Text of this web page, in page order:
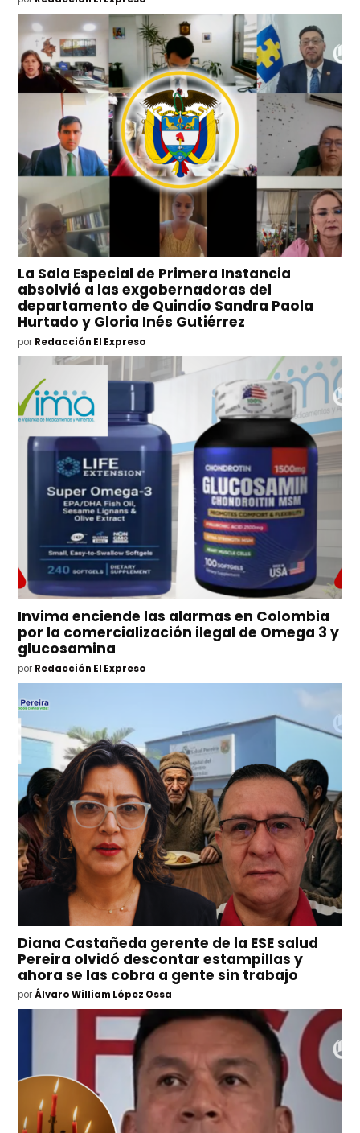
La Sala Especial de Primera Instancia
absolvió a las exgobernadoras del
departamento de Quindío Sandra Paola
Hurtado y Gloria Inés Gutiérrez
por Redacción El Expreso
Invima enciende las alarmas en Colombia
por la comercialización ilegal de Omega 3 y
glucosamina
por Redacción El Expreso
Diana Castañeda gerente de la ESE salud
Pereira olvidó descontar estampillas y
ahora se las cobra a gente sin trabajo
por Álvaro William López Ossa